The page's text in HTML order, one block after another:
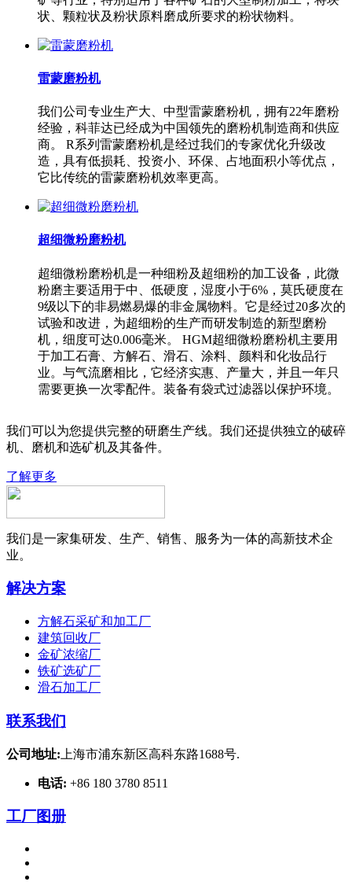
状、颗粒状及粉状原料磨成所要求的粉状物料。
雷蒙磨粉机
我们公司专业生产大、中型雷蒙磨粉机，拥有22年磨粉
经验，科菲达已经成为中国领先的磨粉机制造商和供应
商。 R系列雷蒙磨粉机是经过我们的专家优化升级改
造，具有低损耗、投资小、环保、占地面积小等优点，
它比传统的雷蒙磨粉机效率更高。
超细微粉磨粉机
超细微粉磨粉机是一种细粉及超细粉的加工设备，此微
粉磨主要适用于中、低硬度，湿度小于6%，莫氏硬度在
9级以下的非易燃易爆的非金属物料。它是经过20多次的
试验和改进，为超细粉的生产而研发制造的新型磨粉
机，细度可达0.006毫米。 HGM超细微粉磨粉机主要用
于加工石膏、方解石、滑石、涂料、颜料和化妆品行
业。与气流磨相比，它经济实惠、产量大，并且一年只
需要更换一次零配件。装备有袋式过滤器以保护环境。
我们可以为您提供完整的研磨生产线。我们还提供独立的破碎
机、磨机和选矿机及其备件。
了解更多
我们是一家集研发、生产、销售、服务为一体的高新技术企
业。
解决方案
方解石采矿和加工厂
建筑回收厂
金矿浓缩厂
铁矿选矿厂
滑石加工厂
联系我们
公司地址: 上海市浦东新区高科东路1688号.
电话: +86 180 3780 8511
工厂图册